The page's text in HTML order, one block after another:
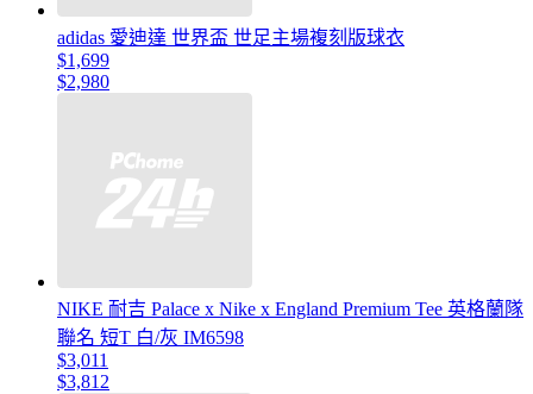
adidas 愛迪達 世界盃 世足主場複刻版球衣
$1,699
$2,980
NIKE 耐吉 Palace x Nike x England Premium Tee 英格蘭隊
聯名 短T 白/灰 IM6598
$3,011
$3,812